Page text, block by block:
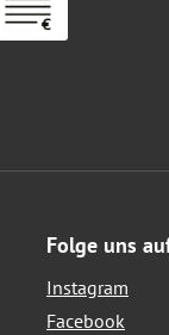
Folge uns
Instagram
Facebook